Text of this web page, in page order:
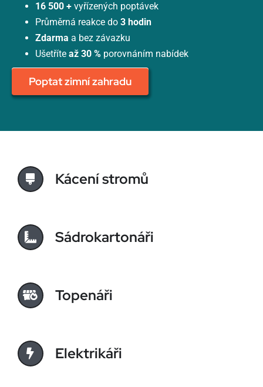
16 500 + vyřízených poptávek
Průměrná reakce do 3 hodin
Zdarma a bez závazku
Ušetříte až 30 %porovnáním nabídek
Poptat zimní zahradu
Kácení stromů
Sádrokartonáři
Topenáři
Elektrikáři